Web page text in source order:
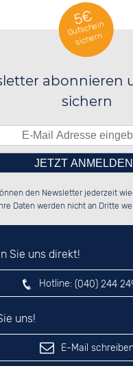
5€
Gutschein
sichern
abonnieren
sichern
Bitte
das
den Newsletter jederzeit
Ihre Daten werden nicht an Dritte
Sie uns direkt!
Hotline: (040) 244
uns!
E-Mail